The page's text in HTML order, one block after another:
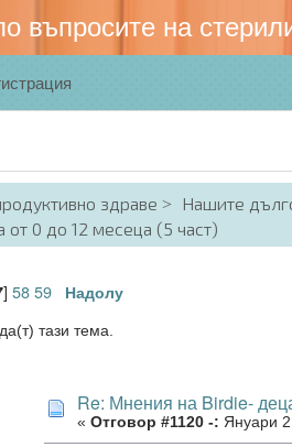
въпросите на
здраве Нашите
0 до 12 месеца (5 част)
] 5859 Надолу
тази тема.
Re: Мнения на Birdie-
« Отговор #1120 -: Януари